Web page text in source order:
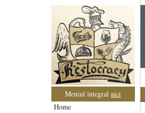
Meniul integralaici
Home